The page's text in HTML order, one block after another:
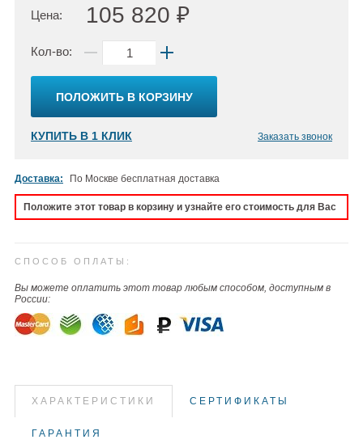
Цена: 105 820 ₽
Кол-во:
ПОЛОЖИТЬ В КОРЗИНУ
КУПИТЬ В 1 КЛИК Заказать звонок
Доставка: По Москве бесплатная доставка
Положите этот товар в корзину и узнайте его стоимость для Вас
СПОСОБ ОПЛАТЫ:
Вы можете оплатить этот товар любым способом, доступным в
России:
ХАРАКТЕРИСТИКИ СЕРТИФИКАТЫ
ГАРАНТИЯ